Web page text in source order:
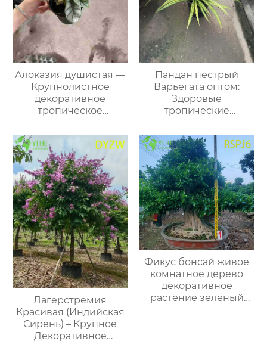
Алоказия душистая —
Крупнолистное
декоративное
тропическое
интерьера и офиса,
зеленые листья, оптом
Пандан пестрый
Варьегата оптом:
Здоровые
тропические
экспорта
Лагерстремия
Красивая (Индийская
Сирень) – Крупное
Декоративное
Фикус бонсай живое
комнатное дерево
декоративное
растение зелёный